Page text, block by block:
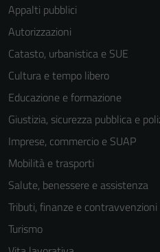
Appalti pubblici
Autorizzazioni
Catasto, urbanistica e SUE
Cultura e tempo libero
Educazione e formazione
Giustizia, sicurezza pubblica e
Imprese, commercio e SUAP
Mobilità e trasporti
Salute, benessere e assistenza
Tributi, finanze e contravvenzioni
Turismo